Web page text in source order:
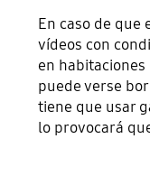
En caso de
vídeos con
en
puede verse
tiene que usar
lo provocará